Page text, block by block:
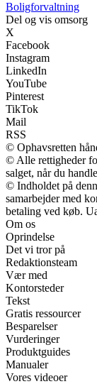
Boligforvaltning
Del og vis omsorg
X
Facebook
Instagram
LinkedIn
YouTube
Pinterest
TikTok
Mail
RSS
© Ophavsretten
© Alle rettigheder
salget, når du
© Indholdet på
samarbejder med
betaling ved køb.
Om os
Oprindelse
Det vi tror på
Redaktionsteam
Vær med
Kontorsteder
Tekst
Gratis ressourcer
Besparelser
Vurderinger
Produktguides
Manualer
Vores videoer